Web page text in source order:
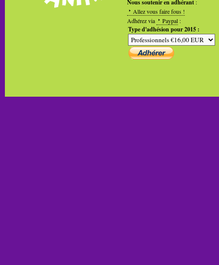
Nous soutenir en adhérant :
Allez vous faire fous !
Adhérez via
Paypal :
Type d'adhésion pour 2015 :